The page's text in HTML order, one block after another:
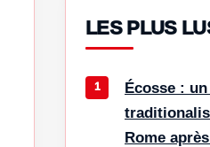
LES PLUS
Écosse :
Rome